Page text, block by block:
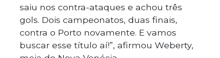
saiu nos contra-ataques e achou três
gols. Dois campeonatos, duas finais,
contra o Porto novamente. E vamos
buscar esse título aí!”, afirmou Weberty,